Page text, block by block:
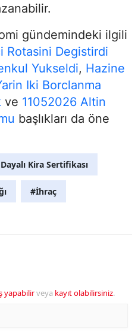
gündemindeki ilgili
Rotasini Degistirdi
Yukseldi, Hazine
Iki Borclanma
ve 11052026 Altin
başlıkları da öne
Kira Sertifikası
#İhraç
yapabilirveya kayıt olabilirsiniz.